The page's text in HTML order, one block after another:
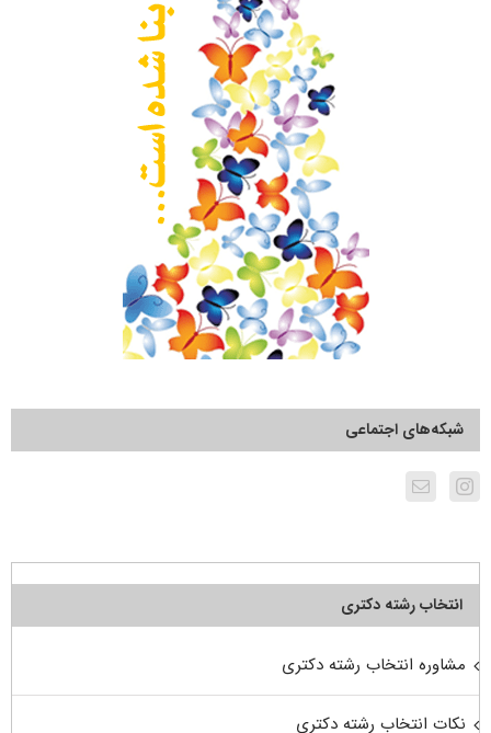
شبکه‌های اجتماعی
انتخاب رشته دکتری
مشاوره انتخاب رشته دکتری
نکات انتخاب رشته دکتری